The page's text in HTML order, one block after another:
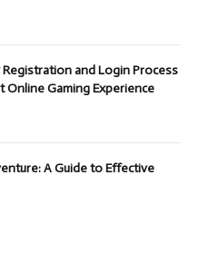
Registration and Login Process
Online Gaming Experience
A Guide to Effective